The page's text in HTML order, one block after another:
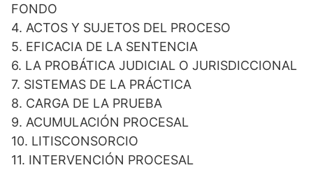
FONDO
4. ACTOS Y SUJETOS DEL PROCESO
5. EFICACIA DE LA SENTENCIA
6. LA PROBÁTICA JUDICIAL O JURISDICCIONAL
7. SISTEMAS DE LA PRÁCTICA
8. CARGA DE LA PRUEBA
9. ACUMULACIÓN PROCESAL
10. LITISCONSORCIO
11. INTERVENCIÓN PROCESAL